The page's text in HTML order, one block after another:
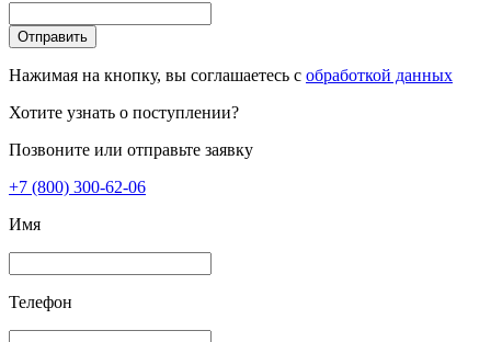
Отправить
Нажимая на кнопку, вы соглашаетесь с обработкой данных
Хотите узнать о поступлении?
Позвоните или отправьте заявку
+7 (800) 300-62-06
Имя
Телефон